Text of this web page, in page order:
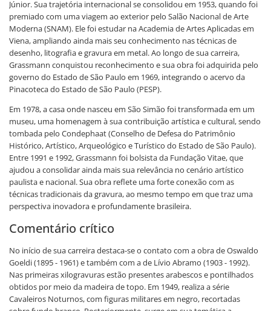
Júnior. Sua trajetória internacional se consolidou em 1953, quando foi
premiado com uma viagem ao exterior pelo Salão Nacional de Arte
Moderna (SNAM). Ele foi estudar na Academia de Artes Aplicadas em
Viena, ampliando ainda mais seu conhecimento nas técnicas de
desenho, litografia e gravura em metal. Ao longo de sua carreira,
Grassmann conquistou reconhecimento e sua obra foi adquirida pelo
governo do Estado de São Paulo em 1969, integrando o acervo da
Pinacoteca do Estado de São Paulo (PESP).
Em 1978, a casa onde nasceu em São Simão foi transformada em um
museu, uma homenagem à sua contribuição artística e cultural, sendo
tombada pelo Condephaat (Conselho de Defesa do Patrimônio
Histórico, Artístico, Arqueológico e Turístico do Estado de São Paulo).
Entre 1991 e 1992, Grassmann foi bolsista da Fundação Vitae, que
ajudou a consolidar ainda mais sua relevância no cenário artístico
paulista e nacional. Sua obra reflete uma forte conexão com as
técnicas tradicionais da gravura, ao mesmo tempo em que traz uma
perspectiva inovadora e profundamente brasileira.
Comentário crítico
No início de sua carreira destaca-se o contato com a obra de Oswaldo
Goeldi (1895 - 1961) e também com a de Lívio Abramo (1903 - 1992).
Nas primeiras xilogravuras estão presentes arabescos e pontilhados
obtidos por meio da madeira de topo. Em 1949, realiza a série
Cavaleiros Noturnos, com figuras militares em negro, recortadas